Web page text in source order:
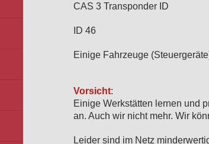
CAS 3 Transponder ID
ID 46
Einige Fahrzeuge
Vorsicht:
Einige Werkstätten lernen und
an. Auch wir nicht mehr. Wir
Leider sind im Netz